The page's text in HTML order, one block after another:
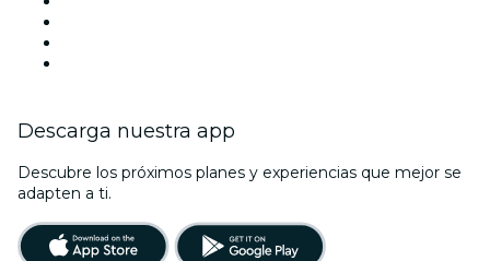
Descarga nuestra app
Descubre los próximos planes y experiencias que mejor se
adapten a ti.